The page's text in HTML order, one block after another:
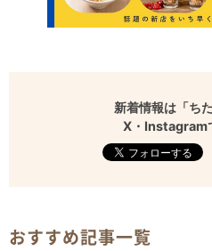
新着情報は「ち
X・Instagram
おすすめ記事一覧